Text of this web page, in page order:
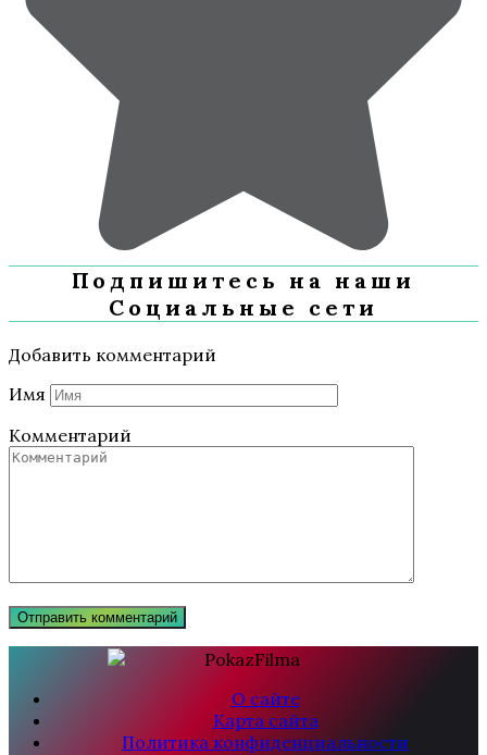
Подпишитесь на наши
Социальные сети
Добавить комментарий
Имя
Комментарий
О сайте
Карта сайта
Политика конфиденциальности